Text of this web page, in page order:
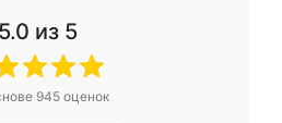
5.0 из 5
945оценок